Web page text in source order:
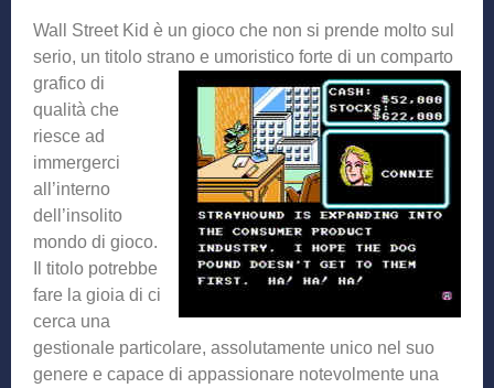
Wall Street Kid è un gioco che non si prende molto sul
serio, un titolo strano e umoristico forte di un comparto
grafico di
qualità che
riesce ad
immergerci
all’interno
dell’insolito
mondo di gioco.
Il titolo potrebbe
fare la gioia di ci
cerca una
gestionale particolare, assolutamente unico nel suo
genere e capace di appassionare notevolmente una